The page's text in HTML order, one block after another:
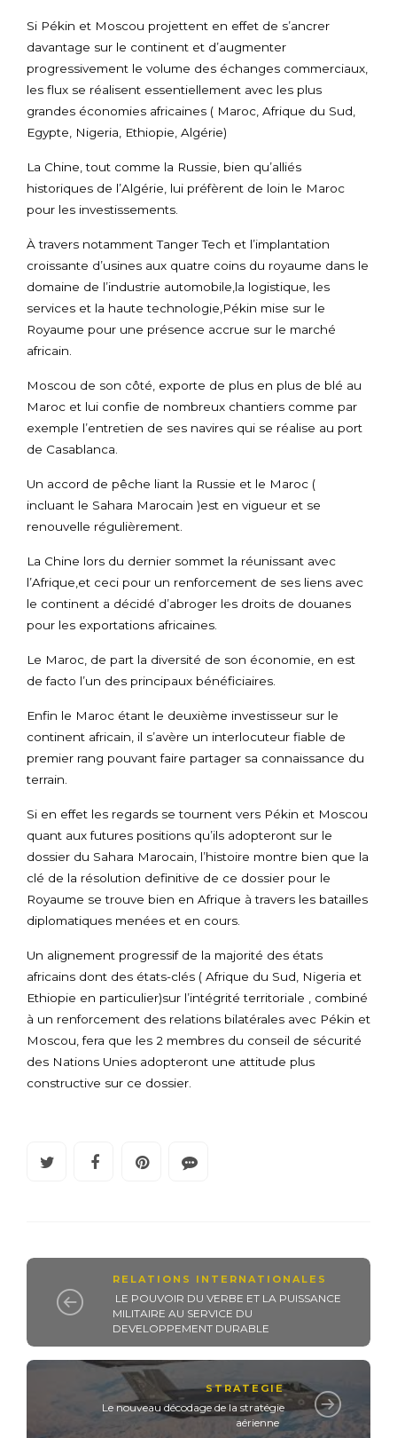
Si Pékin et Moscou projettent en effet de s’ancrer
davantage sur le continent et d’augmenter
progressivement le volume des échanges commerciaux,
les flux se réalisent essentiellement avec les plus
grandes économies africaines ( Maroc, Afrique du Sud,
Egypte, Nigeria, Ethiopie, Algérie)
La Chine, tout comme la Russie, bien qu’alliés
historiques de l’Algérie, lui préfèrent de loin le Maroc
pour les investissements.
À travers notamment Tanger Tech et l’implantation
croissante d’usines aux quatre coins du royaume dans le
domaine de l’industrie automobile,la logistique, les
services et la haute technologie,Pékin mise sur le
Royaume pour une présence accrue sur le marché
africain.
Moscou de son côté, exporte de plus en plus de blé au
Maroc et lui confie de nombreux chantiers comme par
exemple l’entretien de ses navires qui se réalise au port
de Casablanca.
Un accord de pêche liant la Russie et le Maroc (
incluant le Sahara Marocain )est en vigueur et se
renouvelle régulièrement.
La Chine lors du dernier sommet la réunissant avec
l’Afrique,et ceci pour un renforcement de ses liens avec
le continent a décidé d’abroger les droits de douanes
pour les exportations africaines.
Le Maroc, de part la diversité de son économie, en est
de facto l’un des principaux bénéficiaires.
Enfin le Maroc étant le deuxième investisseur sur le
continent africain, il s’avère un interlocuteur fiable de
premier rang pouvant faire partager sa connaissance du
terrain.
Si en effet les regards se tournent vers Pékin et Moscou
quant aux futures positions qu’ils adopteront sur le
dossier du Sahara Marocain, l’histoire montre bien que la
clé de la résolution definitive de ce dossier pour le
Royaume se trouve bien en Afrique à travers les batailles
diplomatiques menées et en cours.
Un alignement progressif de la majorité des états
africains dont des états-clés ( Afrique du Sud, Nigeria et
Ethiopie en particulier)sur l’intégrité territoriale , combiné
à un renforcement des relations bilatérales avec Pékin et
Moscou, fera que les 2 membres du conseil de sécurité
des Nations Unies adopteront une attitude plus
constructive sur ce dossier.
RELATIONS INTERNATIONALES
LE POUVOIR DU VERBE ET LA PUISSANCE
MILITAIRE AU SERVICE DU
DEVELOPPEMENT DURABLE
STRATEGIE
Le nouveau décodage de la stratégie
aérienne